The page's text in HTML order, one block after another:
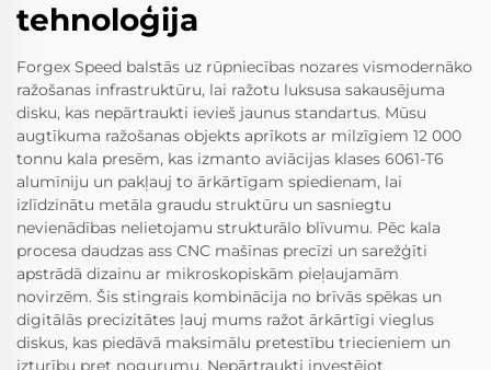
tehnoloģija
Forgex Speed balstās uz rūpniecības nozares vismodernāko
ražošanas infrastruktūru, lai ražotu luksusa sakausējuma
disku, kas nepārtraukti ievieš jaunus standartus. Mūsu
augtīkuma ražošanas objekts aprīkots ar milzīgiem 12 000
tonnu kala presēm, kas izmanto aviācijas klases 6061-T6
alumīniju un pakļauj to ārkārtīgam spiedienam, lai
izlīdzinātu metāla graudu struktūru un sasniegtu
nevienādības nelietojamu strukturālo blīvumu. Pēc kala
procesa daudzas ass CNC mašīnas precīzi un sarežģīti
apstrādā dizainu ar mikroskopiskām pieļaujamām
novirzēm. Šis stingrais kombinācija no brīvās spēkas un
digitālās precizitātes ļauj mums ražot ārkārtīgi vieglus
diskus, kas piedāvā maksimālu pretestību triecieniem un
izturību pret nogurumu. Nepārtraukti investējot